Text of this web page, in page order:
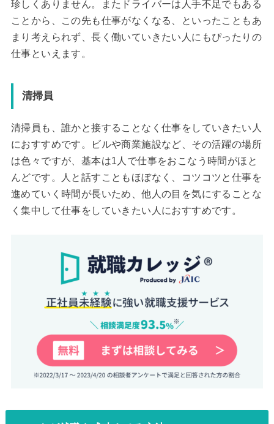
珍しくありません。またドライバーは人手不足でもある
ことから、この先も仕事がなくなる、といったこともあ
まり考えられず、長く働いていきたい人にもぴったりの
仕事といえます。
清掃員
清掃員も、誰かと接することなく仕事をしていきたい人
におすすめです。ビルや商業施設など、その活躍の場所
は色々ですが、基本は1人で仕事をおこなう時間がほと
んどです。人と話すこともほぼなく、コツコツと仕事を
進めていく時間が長いため、他人の目を気にすることな
く集中して仕事をしていきたい人におすすめです。